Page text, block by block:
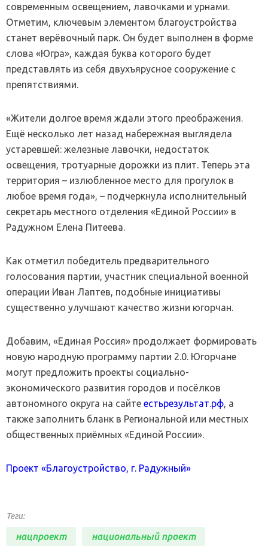
современным освещением, лавочками и урнами.
Отметим, ключевым элементом благоустройства
станет верёвочный парк. Он будет выполнен в форме
слова «Югра», каждая буква которого будет
представлять из себя двухъярусное сооружение с
препятствиями.
«Жители долгое время ждали этого преображения.
Ещё несколько лет назад набережная выглядела
устаревшей: железные лавочки, недостаток
освещения, тротуарные дорожки из плит. Теперь эта
территория – излюбленное место для прогулок в
любое время года», – подчеркнула исполнительный
секретарь местного отделения «Единой России» в
Радужном Елена Питеева.
Как отметил победитель предварительного
голосования партии, участник специальной военной
операции Иван Лаптев, подобные инициативы
существенно улучшают качество жизни югорчан.
Добавим, «Единая Россия» продолжает формировать
новую народную программу партии 2.0. Югорчане
могут предложить проекты социально-
экономического развития городов и посёлков
автономного округа на сайте естьрезультат.рф , а
также заполнить бланк в Региональной или местных
общественных приёмных «Единой России».
Проект «Благоустройство, г. Радужный»
Теги:
нацпроект национальный проект